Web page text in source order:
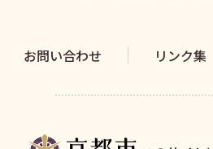
お問い合わせ リンク集